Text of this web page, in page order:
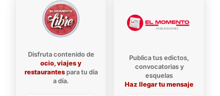
Disfruta contenido de
ocio, viajes y
restaurantespara tu día
a día.
Publica tus edictos,
convocatorias y
esquelas
Haz llegar tu mensaje